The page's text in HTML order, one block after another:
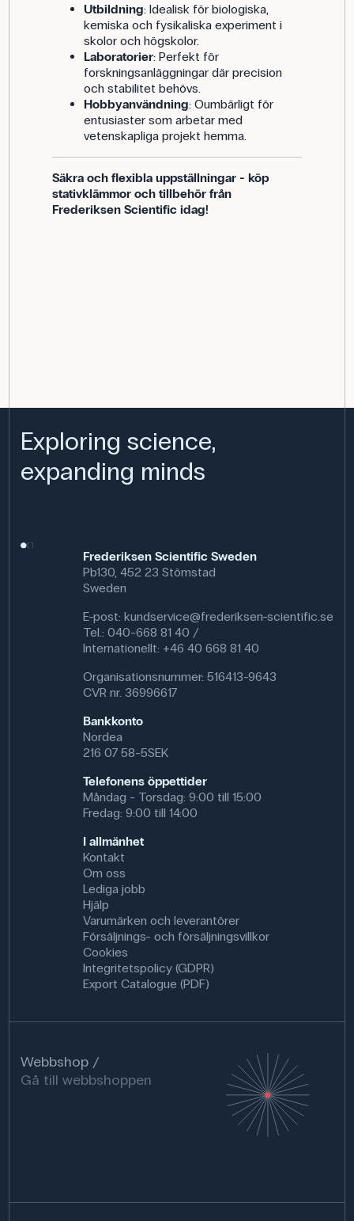
Utbildning: Idealisk för biologiska,
kemiska och fysikaliska experiment i
skolor och högskolor.
Laboratorier: Perfekt för
forskningsanläggningar där precision
och stabilitet behövs.
Hobbyanvändning: Oumbärligt för
entusiaster som arbetar med
vetenskapliga projekt hemma.
Säkra och flexibla uppställningar - köp
stativklämmor och tillbehör från
Frederiksen Scientific idag!
Exploring science,
expanding minds
Frederiksen Scientific Sweden
Pb130, 452 23 Stömstad
Sweden
E-post: kundservice@frederiksen-scientific.se
Tel.: 040-668 81 40 /
Internationellt: +46 40 668 81 40
Organisationsnummer: 516413-9643
CVR nr. 36996617
Bankkonto
Nordea
216 07 58-5SEK
Telefonens öppettider
Måndag - Torsdag: 9:00 till 15:00
Fredag: 9:00 till 14:00
I allmänhet
Kontakt
Om oss
Lediga jobb
Hjälp
Varumärken och leverantörer
Försäljnings- och försäljningsvillkor
Cookies
Integritetspolicy (GDPR)
Export Catalogue (PDF)
Webbshop
Gå till webbshoppen